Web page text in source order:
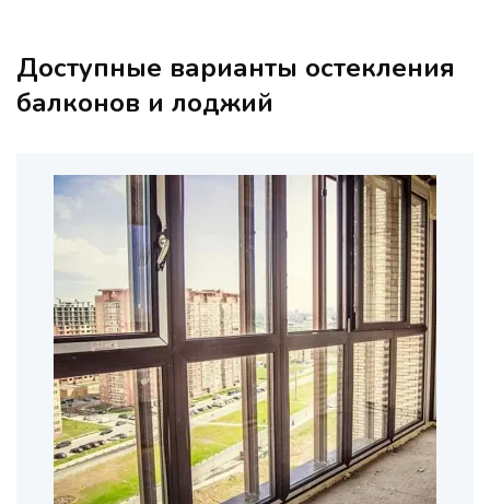
Доступные варианты остекления
балконов и лоджий